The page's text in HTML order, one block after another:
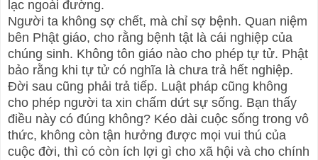
lạc ngoài đường.
Người ta không sợ chết, mà chỉ sợ bệnh. Quan niệm
bên Phật giáo, cho rằng bệnh tật là cái nghiệp của
chúng sinh. Không tôn giáo nào cho phép tự tử. Phật
bảo rằng khi tự tử có nghĩa là chưa trả hết nghiệp.
Đời sau cũng phải trả tiếp. Luật pháp cũng không
cho phép người ta xin chấm dứt sự sống. Bạn thấy
điều này có đúng không? Kéo dài cuộc sống trong vô
thức, không còn tận hưởng được mọi vui thú của
cuộc đời, thì có còn ích lợi gì cho xã hội và cho chính